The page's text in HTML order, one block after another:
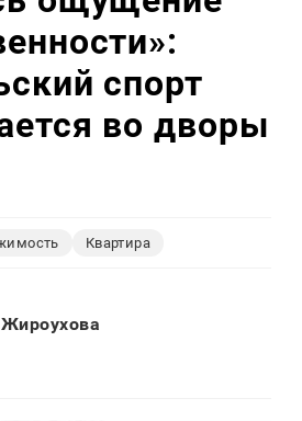
спорт
во дворы
Квартира